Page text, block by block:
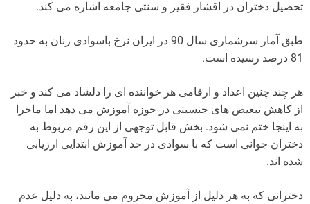
تحصیل دختران در اقشار فقیر و سنتی جامعه اشاره می کند.
طبق آمار سرشماری سال 90 در ایران نرخ باسوادی زنان به حدود
81 درصد رسیده است.
هر چند چنین اعداد و ارقامی هر خواننده ای را دلشاد می کند و خبر
از کاهش تبعیض های جنسیتی در حوزه آموزش می دهد اما ماجرا
به اینجا ختم نمی شود. بخش قابل توجهی از این رقم مربوط به
دختران جوانی است که با سوادی در حد آموزش ابتدایی ارزیابی
شده اند.
دخترانی که به هر دلیل از آموزش محروم می مانند، به دلیل عدم